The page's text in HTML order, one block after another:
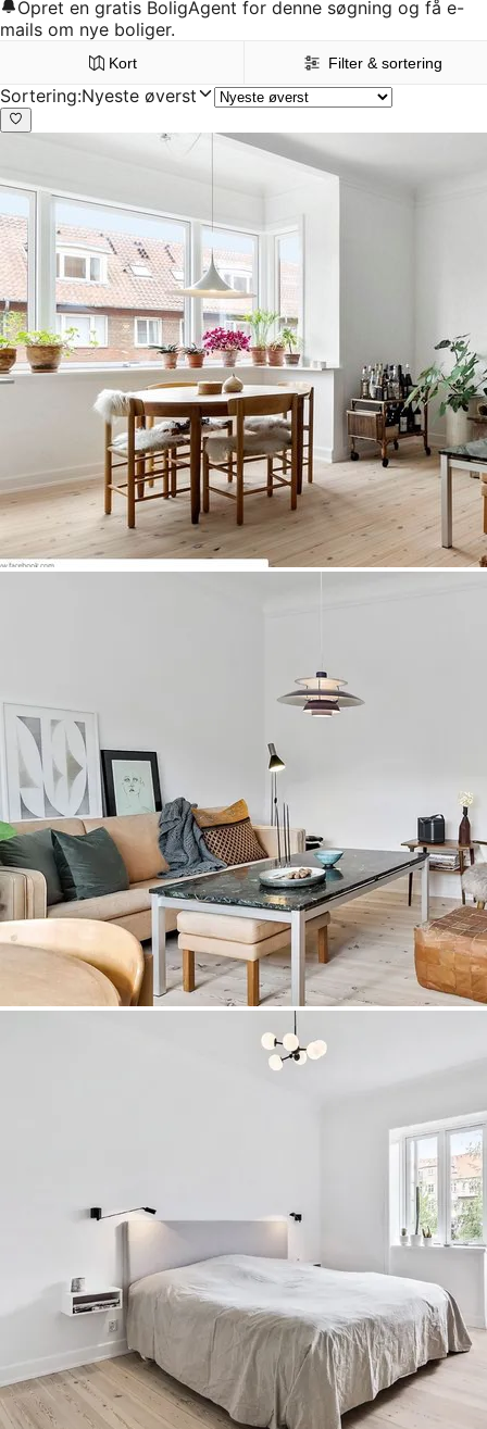
Opret en gratis BoligAgent for denne søgning og få e-
mails om nye boliger.
Kort Filter & sortering
Sortering:Nyeste øverst